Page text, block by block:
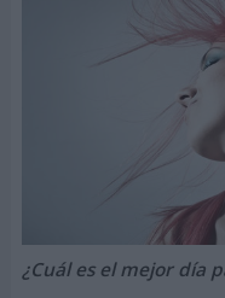
¿Cuál es el mejor día